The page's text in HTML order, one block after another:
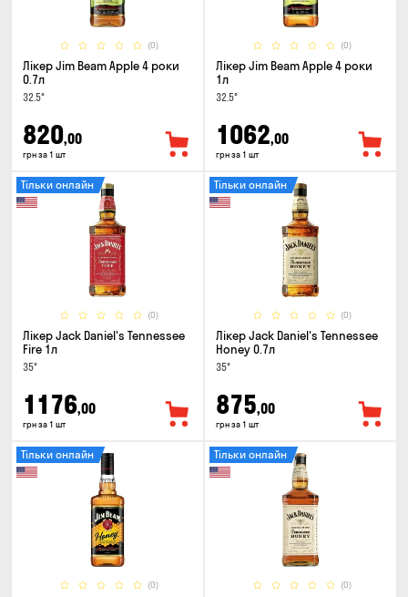
(0)
Лікер Jim Beam Apple 4 роки
0.7л
32.5°
820,00
грн за 1 шт
(0)
Лікер Jim Beam Apple 4 роки
1л
32.5°
1062,00
грн за 1 шт
(0)
Тільки онлайн
Лікер Jack Daniel's Tennessee
Fire 1л
35°
1176,00
грн за 1 шт
(0)
Тільки онлайн
Лікер Jack Daniel's Tennessee
Honey 0.7л
35°
875,00
грн за 1 шт
(0)
Тільки онлайн
(0)
Тільки онлайн